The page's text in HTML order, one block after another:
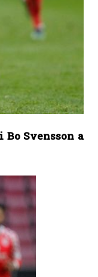
Svensson a